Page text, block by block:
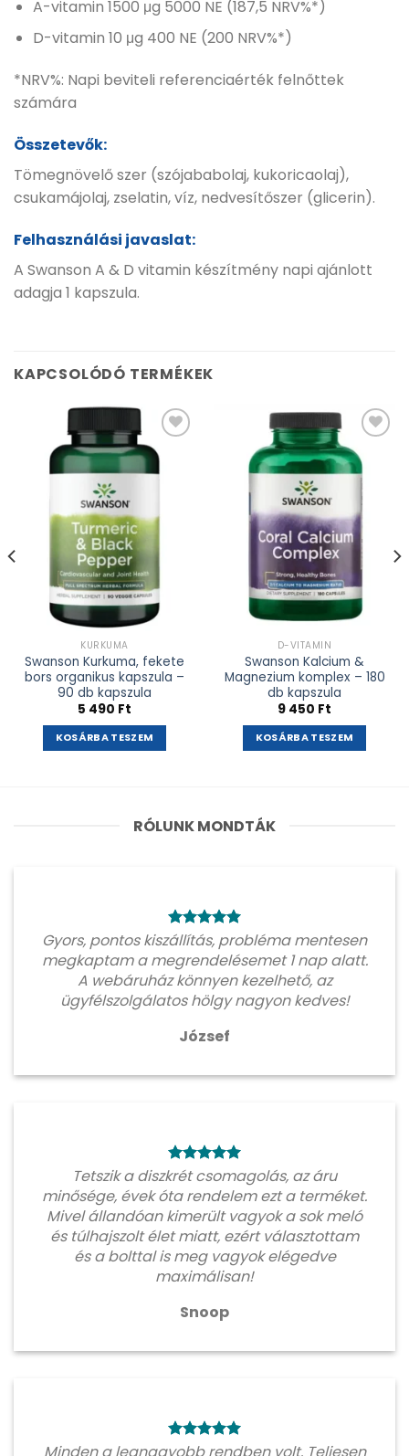
A-vitamin 1500 μg 5000 NE (187,5 NRV%*)
D-vitamin 10 μg 400 NE (200 NRV%*)
*NRV%: Napi beviteli referenciaérték felnőttek
számára
Összetevők:
Tömegnövelő szer (szójababolaj, kukoricaolaj),
csukamájolaj, zselatin, víz, nedvesítőszer (glicerin).
Felhasználási javaslat:
A Swanson A & D vitamin készítmény napi ajánlott
adagja 1 kapszula.
KAPCSOLÓDÓ TERMÉKEK
Kívánságlistához
adás
KURKUMA
Swanson Kurkuma, fekete
bors organikus kapszula –
90 db kapszula
5 490 Ft
KOSÁRBA TESZEM
Kívánságlistához
adás
D-VITAMIN
Swanson Kalcium &
Magnezium komplex – 180
db kapszula
9 450 Ft
KOSÁRBA TESZEM
RÓLUNK MONDTÁK
Gyors, pontos kiszállítás, probléma mentesen
megkaptam a megrendelésemet 1 nap alatt.
A webáruház könnyen kezelhető, az
ügyfélszolgálatos hölgy nagyon kedves!
József
Tetszik a diszkrét csomagolás, az áru
minősége, évek óta rendelem ezt a terméket.
Mivel állandóan kimerült vagyok a sok meló
és túlhajszolt élet miatt, ezért választottam
és a bolttal is meg vagyok elégedve
maximálisan!
Snoop
Minden a legnagyobb rendben volt. Teljesen